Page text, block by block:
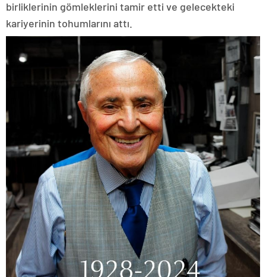
birliklerinin gömleklerini tamir etti ve gelecekteki
kariyerinin tohumlarını attı.